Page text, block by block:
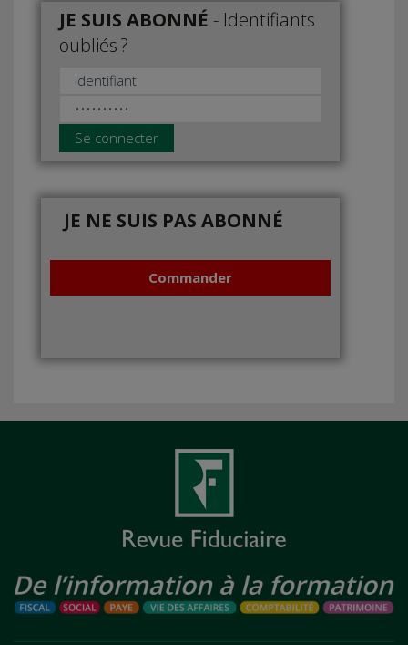
JE SUIS ABONNÉ - Identifiants
oubliés ?
Se connecter
JE NE SUIS PAS ABONNÉ
Commander